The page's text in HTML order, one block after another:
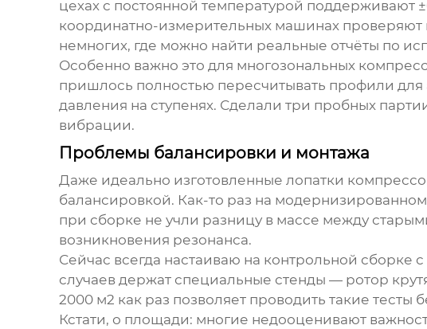
цехах с постоянной температурой поддерживают
координатно-измерительных машинах
немногих, где можно найти реальные отчёты по
Особенно важно это для многозональных
пришлось полностью пересчитывать профили
давления на ступенях. Сделали три пробных
вибрации.
Проблемы балансировки и монтажа
Даже идеально изготовленные лопатки
балансировкой. Как-то раз на
при сборке не учли разницу в массе между
возникновения резонанса.
Сейчас всегда настаиваю на контрольной сборке
случаев держат специальные стенды — ротор
2000 м2 как раз позволяет проводить такие тесты
Кстати, о площади: многие недооценивают